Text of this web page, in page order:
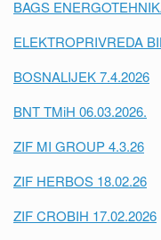
BAGS
ELEKTROPRIVREDA
BOSNALIJEK 7.4.2026
BNT TMiH 06.03.2026.
ZIF MI GROUP 4.3.26
ZIF HERBOS 18.02.26
ZIF CROBIH 17.02.2026